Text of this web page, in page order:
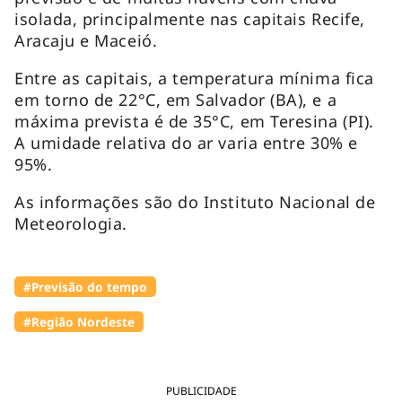
PUBLICIDADE
isolada, principalmente nas capitais Recife,
Aracaju e Maceió.
Entre as capitais, a temperatura mínima fica
em torno de 22°C, em Salvador (BA), e a
máxima prevista é de 35°C, em Teresina (PI).
A umidade relativa do ar varia entre 30% e
95%.
As informações são do Instituto Nacional de
Meteorologia.
#Previsão do tempo
#Região Nordeste